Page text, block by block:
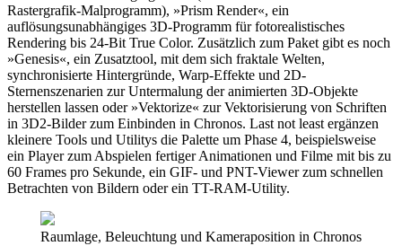
Rastergrafik-Malprogramm), »Prism Render«, ein
auflösungsunabhängiges 3D-Programm für fotorealistisches
Rendering bis 24-Bit True Color. Zusätzlich zum Paket gibt es noch
»Genesis«, ein Zusatztool, mit dem sich fraktale Welten,
synchronisierte Hintergründe, Warp-Effekte und 2D-
Sternenszenarien zur Untermalung der animierten 3D-Objekte
herstellen lassen oder »Vektorize« zur Vektorisierung von Schriften
in 3D2-Bilder zum Einbinden in Chronos. Last not least ergänzen
kleinere Tools und Utilitys die Palette um Phase 4, beispielsweise
ein Player zum Abspielen fertiger Animationen und Filme mit bis zu
60 Frames pro Sekunde, ein GIF- und PNT-Viewer zum schnellen
Betrachten von Bildern oder ein TT-RAM-Utility.
Raumlage, Beleuchtung und Kameraposition in Chronos